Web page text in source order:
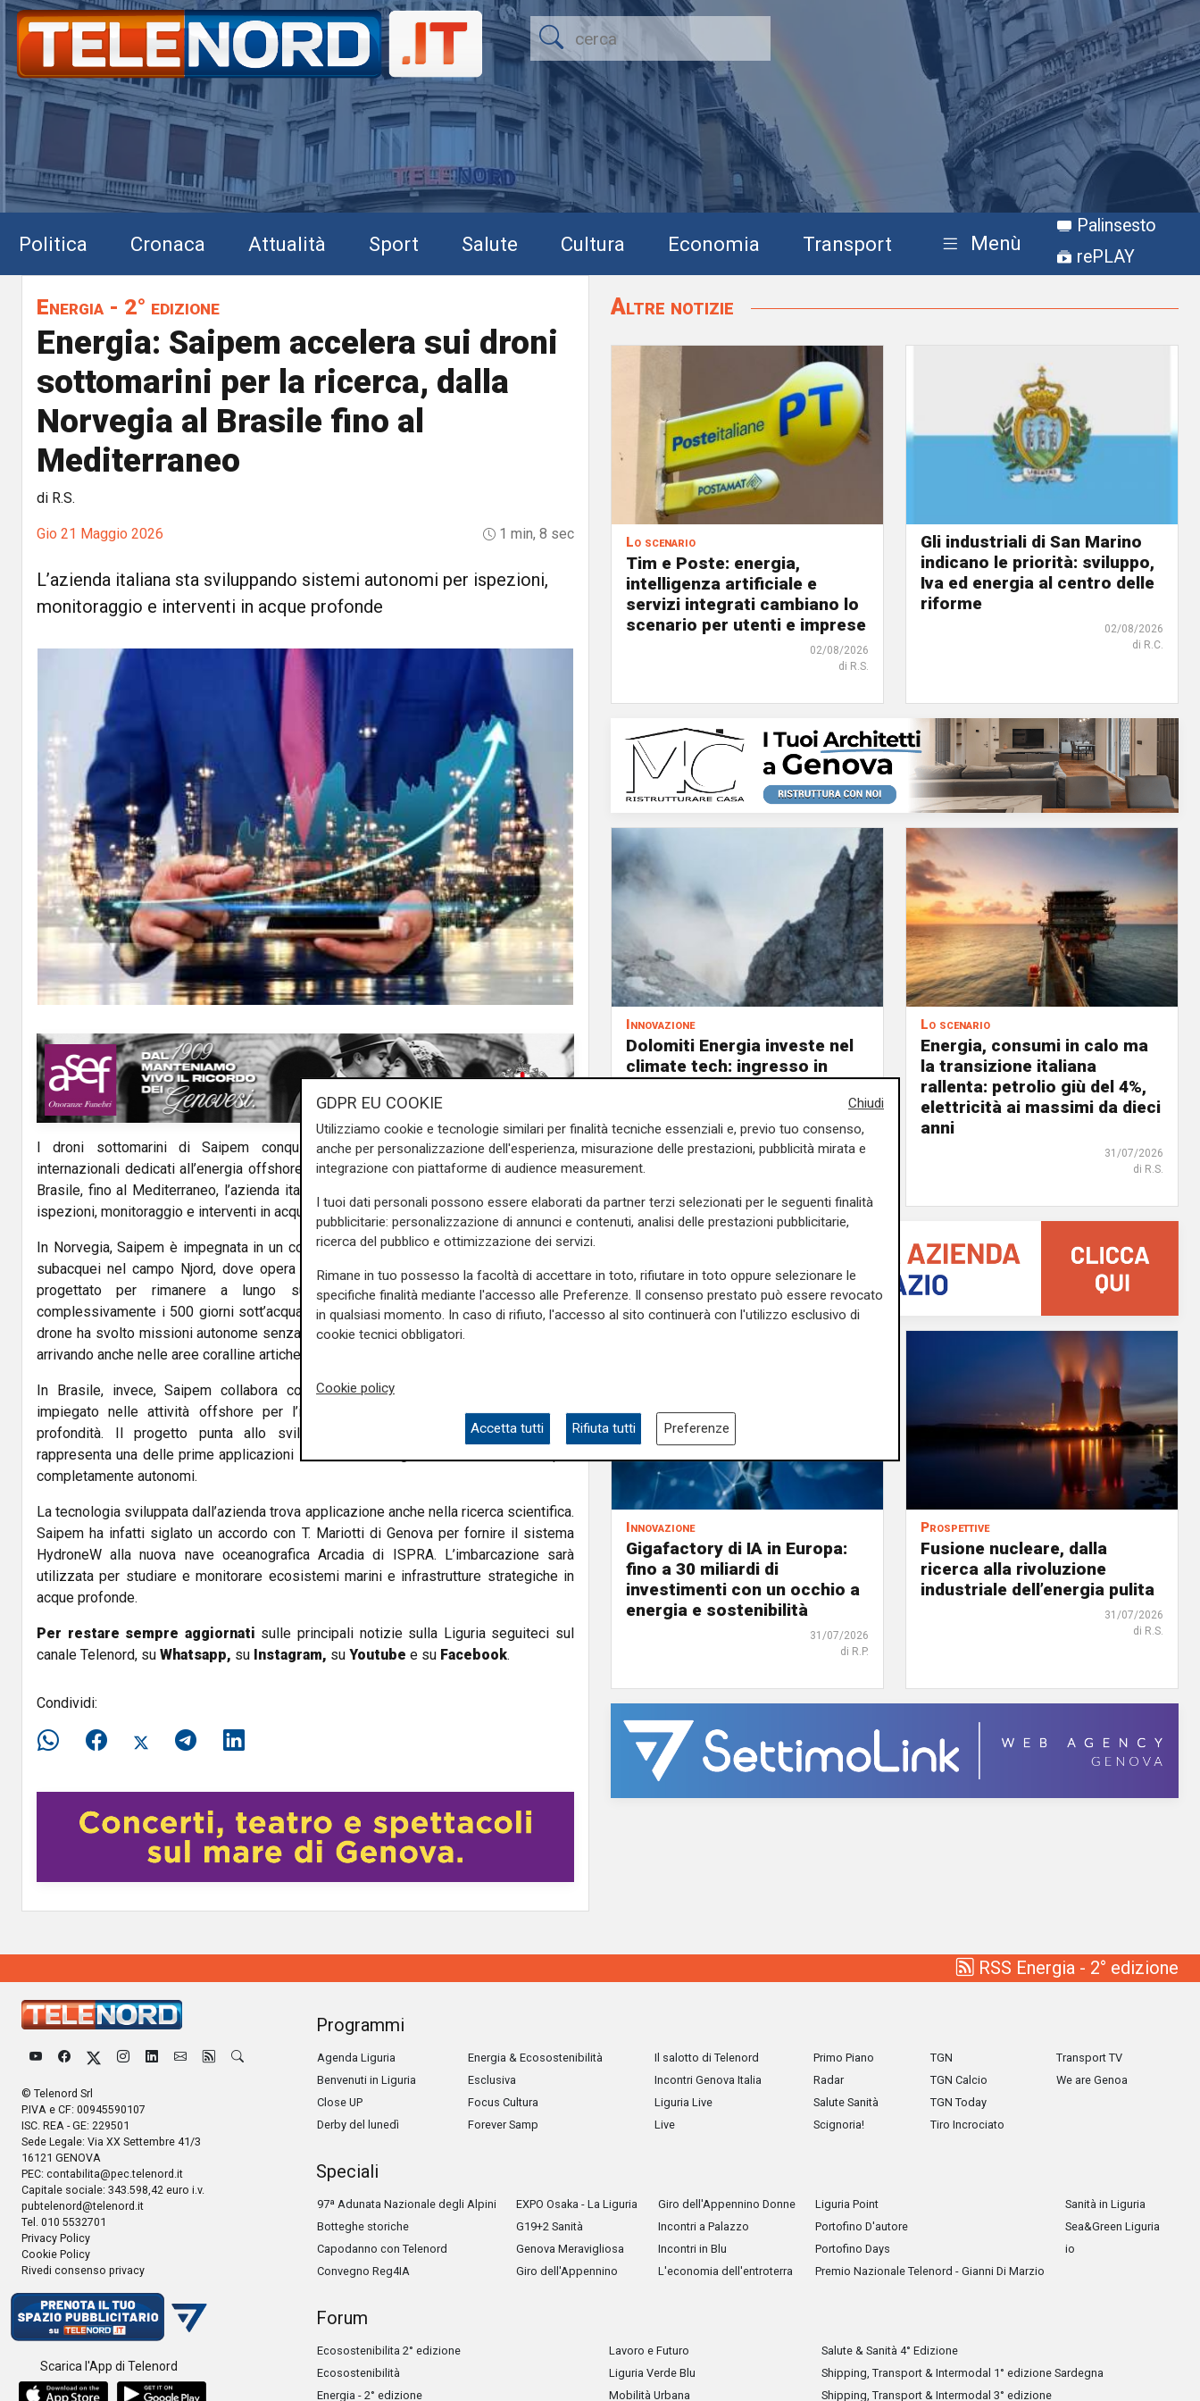
Politica Cronaca Attualità Sport Salute Cultura Economia Transport Menù
Palinsesto
rePLAY
Energia - 2° edizione
Energia: Saipem accelera sui droni
sottomarini per la ricerca, dalla
Norvegia al Brasile fino al
Mediterraneo
di R.S.
Gio 21 Maggio 2026 1 min, 8 sec
L’azienda italiana sta sviluppando sistemi autonomi per ispezioni,
monitoraggio e interventi in acque profonde
I droni sottomarini diSaipem conquistano sempre più spazio nei progetti
internazionali dedicati all’energia offshore e alla ricerca scientifica. Dalla Norvegia al
Brasile, fino al Mediterraneo, l’azienda italiana sta sviluppando sistemi autonomi per
ispezioni, monitoraggio e interventi in acque profonde.
In Norvegia, Saipem è impegnata in un contratto decennale conEquinorper i servizi
subacquei nel campo Njord, dove opera il drone residente HydroneR. Il sistema è
progettato per rimanere a lungo sui fondali marini e ha già superato
complessivamente i 500 giorni sott’acqua, con un record di 240 giorni consecutivi. Il
drone ha svolto missioni autonome senza nave di supporto né collegamenti via cavo,
arrivando anche nelle aree coralline artiche e operando in condizioni meteo estreme.
In Brasile, invece, Saipem collabora conPetrobrasattraverso il drone FlatFish,
impiegato nelle attività offshore per l’ispezione di infrastrutture energetiche in
profondità. Il progetto punta allo sviluppo di funzioni autonome avanzate e
rappresenta una delle prime applicazioni industriali su larga scala di droni subacquei
completamente autonomi.
La tecnologia sviluppata dall’azienda trova applicazione anche nella ricerca scientifica.
Saipem ha infatti siglato un accordo con T. Mariottidi Genova per fornire il sistema
HydroneW alla nuova nave oceanografica Arcadia di
ISPRA. L’imbarcazione sarà
utilizzata per studiare e monitorare ecosistemi marini e infrastrutture strategiche in
acque profonde.
Per restare sempre aggiornati sulle principali notizie sulla Liguria seguiteci sul
canale Telenord, su Whatsapp, su Instagram, su Youtube e su Facebook.
Condividi:
Altre notizie
Lo scenario
Tim e Poste: energia,
intelligenza artificiale e
servizi integrati cambiano lo
scenario per utenti e imprese
02/08/2026
di R.S.
Gli industriali di San Marino
indicano le priorità: sviluppo,
Iva ed energia al centro delle
riforme
02/08/2026
di R.C.
Innovazione
Dolomiti Energia investe nel
climate tech: ingresso in
Primo Climate per accelerare
02/08/2026
di R.S.
Lo scenario
Energia, consumi in calo ma
la transizione italiana
rallenta: petrolio giù del 4%,
elettricità ai massimi da dieci
anni
31/07/2026
di R.S.
Innovazione
Gigafactory di IA in Europa:
fino a 30 miliardi di
investimenti con un occhio a
energia e sostenibilità
31/07/2026
di R.P.
Prospettive
Fusione nucleare, dalla
ricerca alla rivoluzione
industriale dell’energia pulita
31/07/2026
di R.S.
RSS Energia - 2° edizione
© Telenord Srl
P.IVA e CF: 00945590107
ISC. REA - GE: 229501
Sede Legale: Via XX Settembre 41/3
16121 GENOVA
PEC: contabilita@pec.telenord.it
Capitale sociale: 343.598,42 euro i.v.
pubtelenord@telenord.it
Tel. 010 5532701
Privacy Policy
Cookie Policy
Rivedi consenso privacy
Scarica l'App di Telenord
Programmi
Agenda Liguria
Benvenuti in Liguria
Close UP
Derby del lunedì
Energia & Ecosostenibilità
Esclusiva
Focus Cultura
Forever Samp
Il salotto di Telenord
Incontri Genova Italia
Liguria Live
Live
Primo Piano
Radar
Salute Sanità
Scignoria!
TGN
TGN Calcio
TGN Today
Tiro Incrociato
Transport TV
We are Genoa
Speciali
97ª Adunata Nazionale degli Alpini
Botteghe storiche
Capodanno con Telenord
Convegno Reg4IA
EXPO Osaka - La Liguria
G19+2 Sanità
Genova Meravigliosa
Giro dell'Appennino
Giro dell'Appennino Donne
Incontri a Palazzo
Incontri in Blu
L'economia dell'entroterra
Liguria Point
Portofino D'autore
Portofino Days
Premio Nazionale Telenord - Gianni Di Marzio
Sanità in Liguria
Sea&Green Liguria
io
Forum
Ecosostenibilita 2° edizione
Ecosostenibilità
Energia - 2° edizione
Lavoro e Futuro
Liguria Verde Blu
Mobilità Urbana
Salute & Sanità 4° Edizione
Shipping, Transport & Intermodal 1° edizione Sardegna
Shipping, Transport & Intermodal 3° edizione
Chiudi
GDPR EU COOKIE
Utilizziamo cookie e tecnologie similari per finalità tecniche essenziali e, previo tuo consenso,
anche per personalizzazione dell'esperienza, misurazione delle prestazioni, pubblicità mirata e
integrazione con piattaforme di audience measurement.
I tuoi dati personali possono essere elaborati da partner terzi selezionati per le seguenti finalità
pubblicitarie: personalizzazione di annunci e contenuti, analisi delle prestazioni pubblicitarie,
ricerca del pubblico e ottimizzazione dei servizi.
Rimane in tuo possesso la facoltà di accettare in toto, rifiutare in toto oppure selezionare le
specifiche finalità mediante l'accesso alle Preferenze. Il consenso prestato può essere revocato
in qualsiasi momento. In caso di rifiuto, l'accesso al sito continuerà con l'utilizzo esclusivo di
cookie tecnici obbligatori.
Cookie policy
Accetta tutti Rifiuta tutti Preferenze